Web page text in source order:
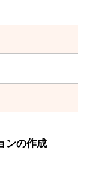
ンの作成